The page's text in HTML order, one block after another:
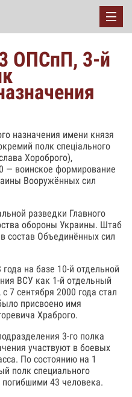
ОПСпП, 3-й
назначения имени князя
полк спеціального
Хороброго),
— воинское формирование
Вооружённых сил
разведки Главного
обороны Украины. Штаб
состав Объединённых сил
на базе 10-й отдельной
ВСУ как 1-й отдельный
7 сентября 2000 года стал
присвоено имя
Храброго.
3-го полка
участвуют в боевых
По состоянию на 1
полк специального
43 человека.